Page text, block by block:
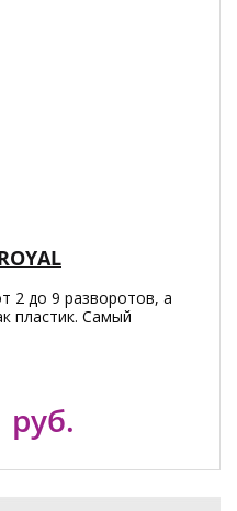
2 до 9 разворотов, а
пластик. Самый
руб.